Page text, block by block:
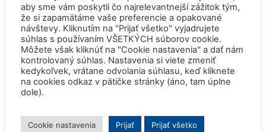
Konferencia QEM 2026
4. augusta 2026
Safety is our highest priority! (Pocta admirálovi Rickoverovi)
30. júla 2026
Rekordne nízka hladina Dunaja vynútili odstavenie JE Paks a
JE Cernavoda
aby sme vám poskytli čo najrelevantnejší zážitok tým,
že si zapamätáme vaše preferencie a opakované
návštevy. Kliknutím na "Prijať všetko" vyjadrujete
súhlas s používaním VŠETKÝCH súborov cookie.
Môžete však kliknúť na "Cookie nastavenia" a dať nám
kontrolovaný súhlas. Nastavenia si viete zmeniť
kedykoľvek, vrátane odvolania súhlasu, keď kliknete
na cookies odkaz v pätičke stránky (áno, tam úplne
dole).
Cookie nastavenia Prijať Prijať všetko